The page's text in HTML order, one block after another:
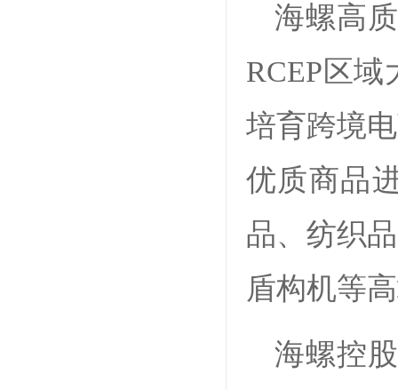
海螺高
RCEP区
培育跨境
优质商品
品、纺织
盾构机等
海螺控